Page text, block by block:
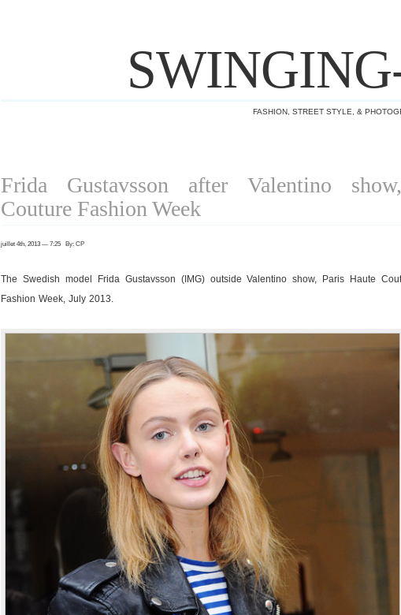
FASHION, STREET STYLE, &
Frida Gustavsson after Valentino
Couture Fashion Week
juillet 4th, 2013 — 7:25 By: CP
The Swedish model Frida Gustavsson (IMG) outside Valentino show, Paris Haute
Fashion Week, July 2013.